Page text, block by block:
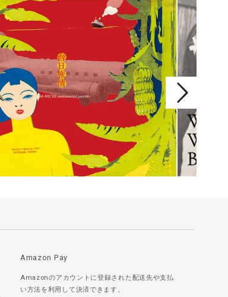
Amazon Pay
Amazonのアカウントに登録された配送先や支払
い方法を利用して決済できます。